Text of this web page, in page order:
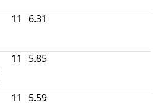
11 6.31
11 5.85
11 5.59